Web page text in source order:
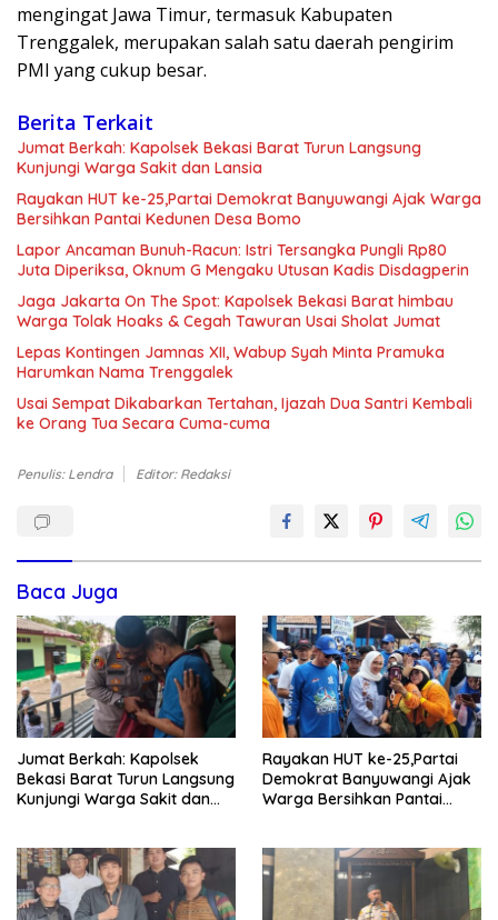
mengingat Jawa Timur, termasuk Kabupaten
Trenggalek, merupakan salah satu daerah pengirim
PMI yang cukup besar.
Berita Terkait
Jumat Berkah: Kapolsek Bekasi Barat Turun Langsung
Kunjungi Warga Sakit dan Lansia
Rayakan HUT ke-25,Partai Demokrat Banyuwangi Ajak Warga
Bersihkan Pantai Kedunen Desa Bomo
Lapor Ancaman Bunuh-Racun: Istri Tersangka Pungli Rp80
Juta Diperiksa, Oknum G Mengaku Utusan Kadis Disdagperin
Jaga Jakarta On The Spot: Kapolsek Bekasi Barat himbau
Warga Tolak Hoaks & Cegah Tawuran Usai Sholat Jumat
Lepas Kontingen Jamnas XII, Wabup Syah Minta Pramuka
Harumkan Nama Trenggalek
Usai Sempat Dikabarkan Tertahan, Ijazah Dua Santri Kembali
ke Orang Tua Secara Cuma-cuma
Penulis: Lendra Editor: Redaksi
Baca Juga
Jumat Berkah: Kapolsek
Bekasi Barat Turun Langsung
Kunjungi Warga Sakit dan
Rayakan HUT ke-25,Partai
Demokrat Banyuwangi Ajak
Warga Bersihkan Pantai